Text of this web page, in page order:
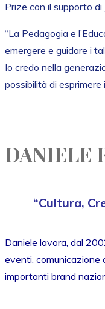
Prize con il supporto di
“La Pedagogia e
emergere e guidare i
Io credo nella
possibilità di esprimere
DANIELE
“Cultura,
Daniele lavora, dal
eventi, comunicazione
importanti brand